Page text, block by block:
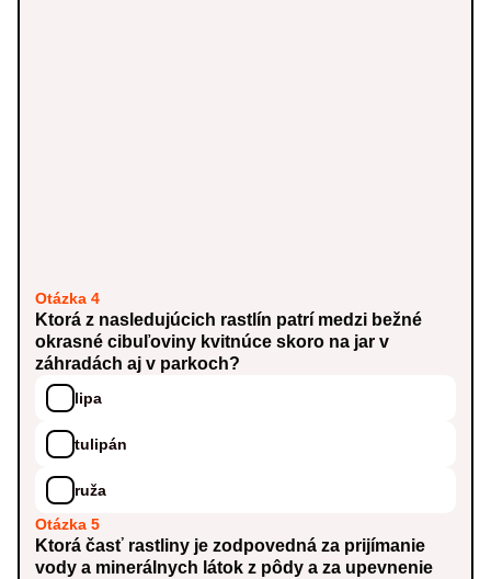
Otázka 4
Ktorá z nasledujúcich rastlín patrí medzi bežné
okrasné cibuľoviny kvitnúce skoro na jar v
záhradách aj v parkoch?
lipa
tulipán
ruža
Otázka 5
Ktorá časť rastliny je zodpovedná za prijímanie
vody a minerálnych látok z pôdy a za upevnenie